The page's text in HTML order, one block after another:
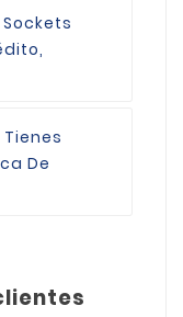
Sockets
Tienes
De